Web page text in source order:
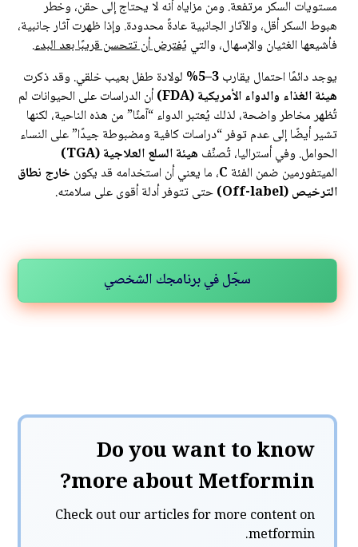
مستويات السكر مرتفعة. ومن مزاياه أنه لا يحتاج إلى حقن، وخطر
هبوط السكر أقل، والآثار الجانبية عادةً محدودة. وإذا ظهرت آثار جانبية،
فأشيعها الغثيان والإسهال، والتي يُفترض أن تتحسن قريبًا بعد البدء.
يوجد دائمًا احتمال يقارب3–5%
لولادة طفل بعيب خلقي. وقد ذكرت
هيئة الغذاء والدواء الأمريكية (FDA)
أن الدراسات على الحيوانات لم
تُظهر مخاطر واضحة، لذلك يُعتبر الدواء “آمنًا” من هذه الناحية، لكنها
تشير أيضًا إلى عدم توفر “دراسات كافية ومضبوطة جيدًا” على النساء
الحوامل. وفي أستراليا، تُصنِّف هيئة السلع العلاجية (TGA)
الميتفورمين ضمن الفئة C، ما يعني أن استخدامه قد يكون خارج نطاق
الترخيص (Off-label)
حتى تتوفر أدلة أقوى على سلامته.
سجّل في برنامجك الشخصي
Do you want to know
more about Metformin?
Check out our articles for more content on
metformin.